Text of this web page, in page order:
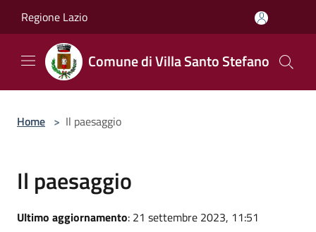
Regione Lazio
Comune di Villa Santo Stefano
Home > Il paesaggio
Il paesaggio
Ultimo aggiornamento: 21 settembre 2023, 11:51